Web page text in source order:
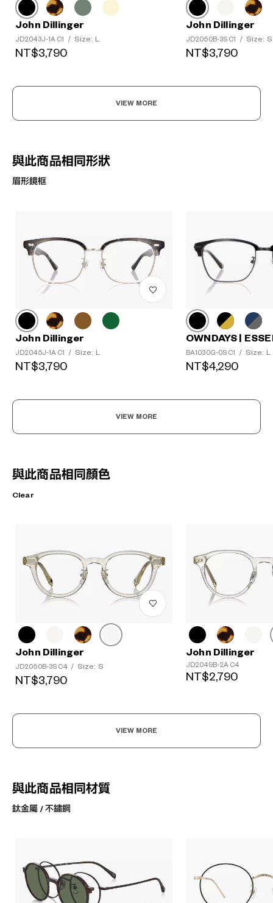
John Dillinger
JD2043J-1A C1 / Size: L
NT$3,790
John Dillinger
JD2050B-3S C1 / Size: S
NT$3,790
VIEW MORE
與此商品相同形狀
眉形鏡框
John Dillinger
JD2045J-1A C1 / Size: L
NT$3,790
OWNDAYS |
BA1030G-0S C1 / Size: L
NT$4,290
VIEW MORE
與此商品相同顏色
Clear
John Dillinger
JD2050B-3S C4 / Size: S
NT$3,790
John Dillinger
JD2049B-2A C4
NT$2,790
VIEW MORE
與此商品相同材質
鈦金屬 / 不鏽鋼